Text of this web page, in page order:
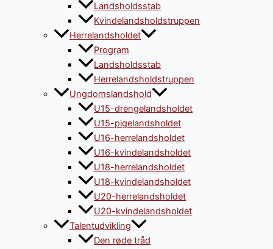
Landsholdsstab
Kvindelandsholdstruppen
Herrelandsholdet
Program
Landsholdsstab
Herrelandsholdstruppen
Ungdomslandshold
U15-drengelandsholdet
U15-pigelandsholdet
U16-herrelandsholdet
U16-kvindelandsholdet
U18-herrelandsholdet
U18-kvindelandsholdet
U20-herrelandsholdet
U20-kvindelandsholdet
Talentudvikling
Den røde tråd